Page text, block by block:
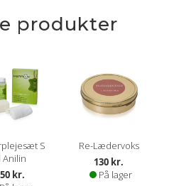
produkter
S
Anilin
kr.
Re-Lædervoks
130 kr.
På lager